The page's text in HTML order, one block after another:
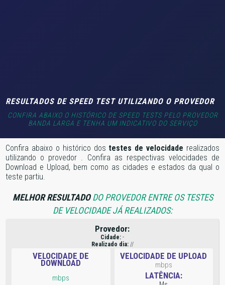
RESULTADOS DE SPEED TEST UTILIZANDO O PROVEDOR
CONFIRA ABAIXO O HISTÓRICO DE SPEED TESTS PELO PROVEDOR
BANDA LARGA E TENHA UM INDICATIVO DO SERVIÇO
Confira abaixo o histórico dos testes de velocidade realizados
utilizando o provedor . Confira as respectivas velocidades de
Download e Upload, bem como as cidades e estados da qual o
teste partiu.
MELHOR RESULTADODO PROVEDOR ENTRE OS TESTES
DE VELOCIDADE JÁ REALIZADOS:
Provedor:
Cidade: -
Realizado dia://
VELOCIDADE DE
DOWNLOAD
mbps
VELOCIDADE DE UPLOAD
mbps
LATÊNCIA: